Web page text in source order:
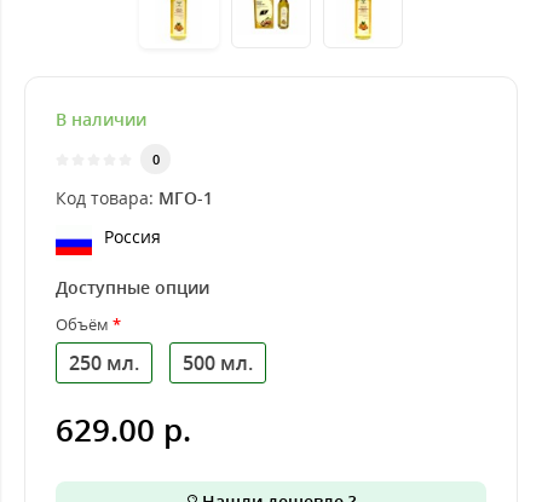
В наличии
0
Код товара: МГО-1
Россия
Доступные опции
Объём
250 мл. 500 мл.
629.00 р.